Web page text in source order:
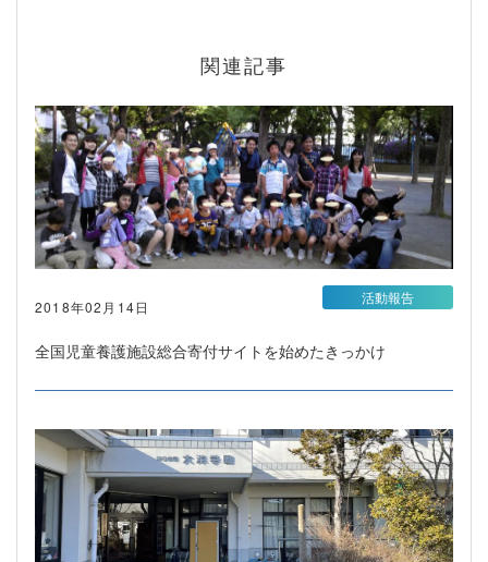
関連記事
2018年02月14日
全国児童養護施設総合寄付サイトを始めたきっかけ
活動報告